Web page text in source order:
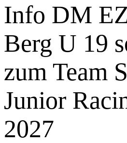
Info DM
Berg U 19
zum Team
Junior
2027